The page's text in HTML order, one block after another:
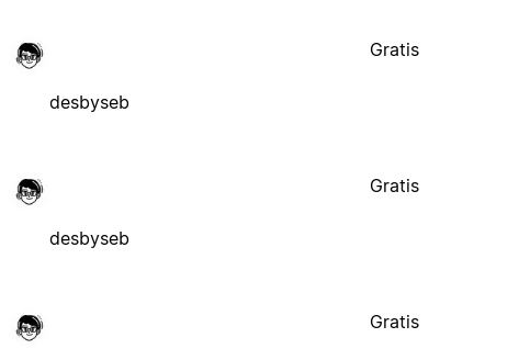
desbyseb
Gratis
desbyseb
Gratis
Gratis